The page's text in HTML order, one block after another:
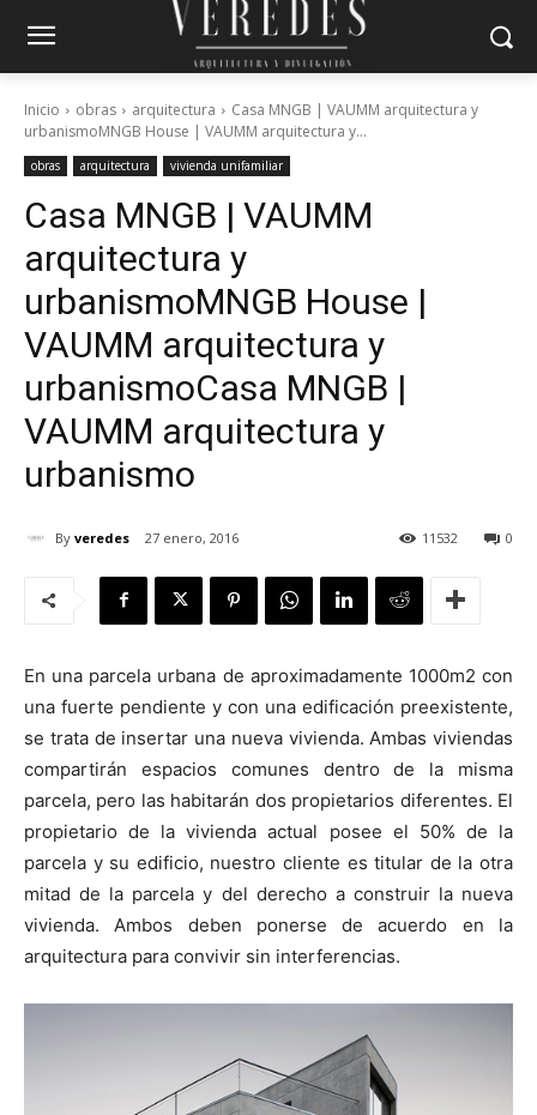
Inicio obras arquitectura
Casa MNGB | VAUMM arquitectura y
urbanismoMNGB House | VAUMM arquitectura y...
obras arquitectura vivienda unifamiliar
Casa MNGB | VAUMM
arquitectura y
urbanismoMNGB House |
VAUMM arquitectura y
urbanismoCasa MNGB |
VAUMM arquitectura y
urbanismo
By veredes 27 enero, 2016 0
11532
En una parcela urbana de aproximadamente 1000m2 con
una fuerte pendiente y con una edificación preexistente,
se trata de insertar una nueva vivienda. Ambas viviendas
compartirán espacios comunes dentro de la misma
parcela, pero las habitarán dos propietarios diferentes. El
propietario de la vivienda actual posee el 50% de la
parcela y su edificio, nuestro cliente es titular de la otra
mitad de la parcela y del derecho a construir la nueva
vivienda. Ambos deben ponerse de acuerdo en la
arquitectura para convivir sin interferencias.